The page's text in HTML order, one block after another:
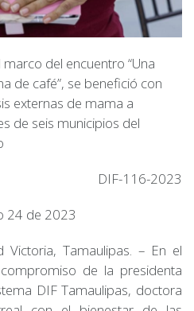
– En el marco del
encuentro “Una
mañana de café”, se
benefició con
– En el firme compromiso